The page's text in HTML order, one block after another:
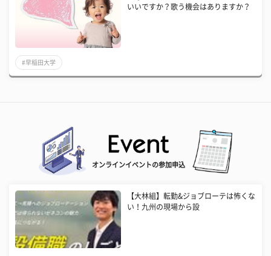
いいですか？歌う機会はありますか？
#早稲田大学
オンラインイベントの参加申込
【大林組】転勤&ジョブローテは怖くな
い！九州の現場から設